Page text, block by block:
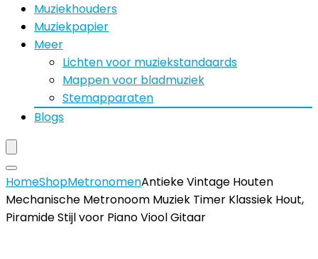
Muziekhouders
Muziekpapier
Meer
Lichten voor muziekstandaards
Mappen voor bladmuziek
Stemapparaten
Blogs
HomeShopMetronomenAntieke Vintage Houten
Mechanische Metronoom Muziek Timer Klassiek Hout,
Piramide Stijl voor Piano Viool Gitaar